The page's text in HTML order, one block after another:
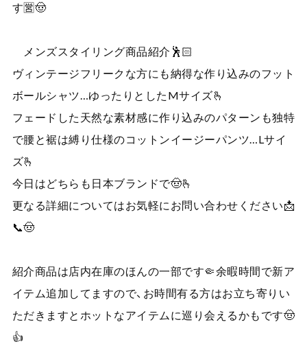
す🈺🤠
メンズスタイリング商品紹介🕺🏻
ヴィンテージフリークな方にも納得な作り込みのフット
ボールシャツ…ゆったりとしたMサイズ🫰
フェードした天然な素材感に作り込みのパターンも独特
で腰と裾は縛り仕様のコットンイージーパンツ…Lサイ
ズ🫰
今日はどちらも日本ブランドで🤠🫰
更なる詳細についてはお気軽にお問い合わせください📩
📞🤠
紹介商品は店内在庫のほんの一部です🤏余暇時間で新ア
イテム追加してますので、お時間有る方はお立ち寄りい
ただきますとホットなアイテムに巡り会えるかもです🤠
👍